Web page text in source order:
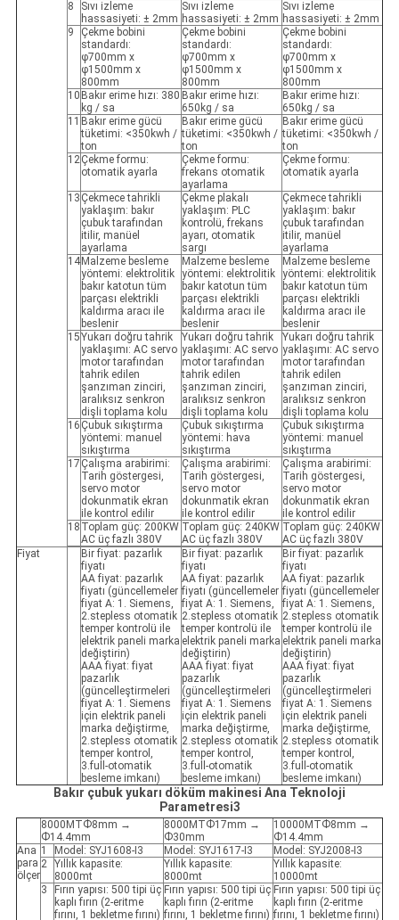
8
Sıvı izleme
hassasiyeti: ± 2mm
Sıvı izleme
hassasiyeti: ± 2mm
Sıvı izleme
hassasiyeti: ± 2mm
9
Çekme bobini
standardı:
φ700mm x
φ1500mm x
800mm
Çekme bobini
standardı:
φ700mm x
φ1500mm x
800mm
Çekme bobini
standardı:
φ700mm x
φ1500mm x
800mm
10 Bakır erime hızı: 380
kg / sa
Bakır erime hızı:
650kg / sa
Bakır erime hızı:
650kg / sa
11 Bakır erime gücü
tüketimi: <350kwh /
ton
Bakır erime gücü
tüketimi: <350kwh /
ton
Bakır erime gücü
tüketimi: <350kwh /
ton
12Çekme formu:
otomatik ayarla
Çekme formu:
frekans otomatik
ayarlama
Çekme formu:
otomatik ayarla
13 Çekmece tahrikli
yaklaşım: bakır
çubuk tarafından
itilir, manüel
ayarlama
Çekme plakalı
yaklaşım: PLC
kontrolü, frekans
ayarı, otomatik
sargı
Çekmece tahrikli
yaklaşım: bakır
çubuk tarafından
itilir, manüel
ayarlama
14 Malzeme besleme
yöntemi: elektrolitik
bakır katotun tüm
parçası elektrikli
kaldırma aracı ile
beslenir
Malzeme besleme
yöntemi: elektrolitik
bakır katotun tüm
parçası elektrikli
kaldırma aracı ile
beslenir
Malzeme besleme
yöntemi: elektrolitik
bakır katotun tüm
parçası elektrikli
kaldırma aracı ile
beslenir
15Yukarı doğru tahrik
yaklaşımı: AC servo
motor tarafından
tahrik edilen
şanzıman zinciri,
aralıksız senkron
dişli toplama kolu
Yukarı doğru tahrik
yaklaşımı: AC servo
motor tarafından
tahrik edilen
şanzıman zinciri,
aralıksız senkron
dişli toplama kolu
Yukarı doğru tahrik
yaklaşımı: AC servo
motor tarafından
tahrik edilen
şanzıman zinciri,
aralıksız senkron
dişli toplama kolu
16 Çubuk sıkıştırma
yöntemi: manuel
sıkıştırma
Çubuk sıkıştırma
yöntemi: hava
sıkıştırma
Çubuk sıkıştırma
yöntemi: manuel
sıkıştırma
17 Çalışma arabirimi:
Tarih göstergesi,
servo motor
dokunmatik ekran
ile kontrol edilir
Çalışma arabirimi:
Tarih göstergesi,
servo motor
dokunmatik ekran
ile kontrol edilir
Çalışma arabirimi:
Tarih göstergesi,
servo motor
dokunmatik ekran
ile kontrol edilir
18 Toplam güç: 200KW
AC üç fazlı 380V
Toplam güç: 240KW
AC üç fazlı 380V
Toplam güç: 240KW
AC üç fazlı 380V
Fiyat
Bir fiyat: pazarlık
fiyatı
AA fiyat: pazarlık
fiyatı (güncellemeler
fiyat A: 1. Siemens,
2.stepless otomatik
temper kontrolü ile
elektrik paneli marka
değiştirin)
AAA fiyat: fiyat
pazarlık
(güncelleştirmeleri
fiyat A: 1. Siemens
için elektrik paneli
marka değiştirme,
2.stepless otomatik
temper kontrol,
3.full-otomatik
besleme imkanı)
Bir fiyat: pazarlık
fiyatı
AA fiyat: pazarlık
fiyatı (güncellemeler
fiyat A: 1. Siemens,
2.stepless otomatik
temper kontrolü ile
elektrik paneli marka
değiştirin)
AAA fiyat: fiyat
pazarlık
(güncelleştirmeleri
fiyat A: 1. Siemens
için elektrik paneli
marka değiştirme,
2.stepless otomatik
temper kontrol,
3.full-otomatik
besleme imkanı)
Bir fiyat: pazarlık
fiyatı
AA fiyat: pazarlık
fiyatı (güncellemeler
fiyat A: 1. Siemens,
2.stepless otomatik
temper kontrolü ile
elektrik paneli marka
değiştirin)
AAA fiyat: fiyat
pazarlık
(güncelleştirmeleri
fiyat A: 1. Siemens
için elektrik paneli
marka değiştirme,
2.stepless otomatik
temper kontrol,
3.full-otomatik
besleme imkanı)
Bakır çubuk yukarı döküm makinesi Ana Teknoloji
Parametresi3
8000MTФ8mm →
Ф14.4mm
8000MTФ17mm →
Ф30mm
10000MTФ8mm →
Ф14.4mm
Ana
para
ölçer
1 Model: SYJ1608-I3 Model: SYJ1617-I3
Model: SYJ2008-I3
2 Yıllık kapasite:
8000mt
Yıllık kapasite:
8000mt
Yıllık kapasite:
10000mt
3
Fırın yapısı: 500 tipi üç
kaplı fırın (2-eritme
fırını, 1 bekletme fırını)
Fırın yapısı: 500 tipi üç
kaplı fırın (2-eritme
fırını, 1 bekletme fırını)
Fırın yapısı: 500 tipi üç
kaplı fırın (2-eritme
fırını, 1 bekletme fırını)